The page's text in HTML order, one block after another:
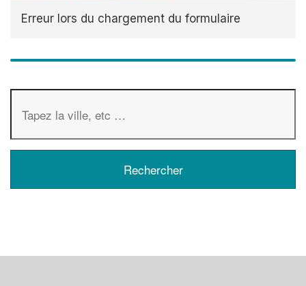
Erreur lors du chargement du formulaire